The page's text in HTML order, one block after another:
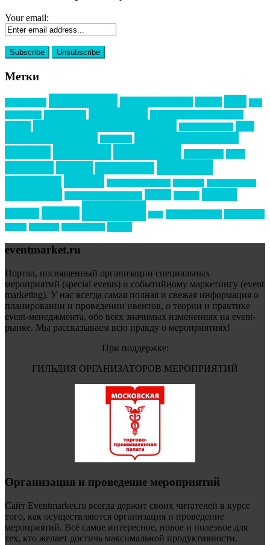
Your email:
Метки
eventmarket.ru
Портал, посвященный организации специальных
мероприятий (special events) и событийному маркетингу (event
marketing). У нас всегда самая полная и свежая информация о
планировании и проведении ивентов, о теории и практике
event-менеджмента, обо всех значимых изменениях на event-
рынке. Мы рассказываем всю правду о мероприятиях!
При поддержке:
ГИЛЬДИЯ ОРГАНИЗАТОРОВ МЕРОПРИЯТИЙ
Организация и проведение мероприятий
Сайт Eventmarket.ru всегда держит своих читателей в курсе
того, как осуществляются организация и проведение
мероприятий. Всё самое интересное, новое и полезное для
тех, кто желает достичь максимальной продуктивности.